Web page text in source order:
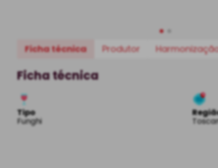
Ficha técnica Produtor
Ficha técnica
Tipo
Funghi